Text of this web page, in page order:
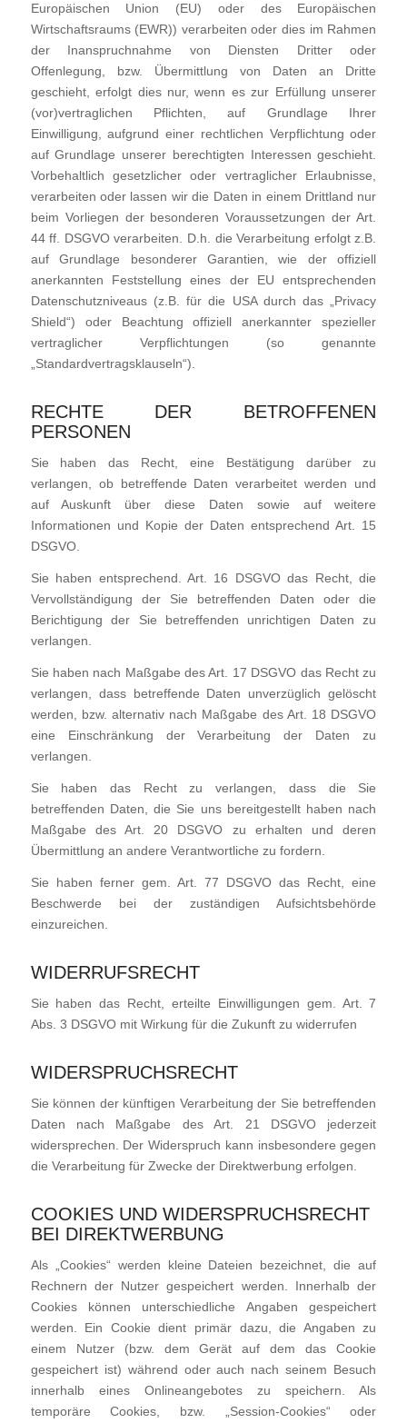
Europäischen Union (EU) oder des Europäischen
Wirtschaftsraums (EWR)) verarbeiten oder dies im Rahmen
der Inanspruchnahme von Diensten Dritter oder
Offenlegung, bzw. Übermittlung von Daten an Dritte
geschieht, erfolgt dies nur, wenn es zur Erfüllung unserer
(vor)vertraglichen Pflichten, auf Grundlage Ihrer
Einwilligung, aufgrund einer rechtlichen Verpflichtung oder
auf Grundlage unserer berechtigten Interessen geschieht.
Vorbehaltlich gesetzlicher oder vertraglicher Erlaubnisse,
verarbeiten oder lassen wir die Daten in einem Drittland nur
beim Vorliegen der besonderen Voraussetzungen der Art.
44 ff. DSGVO verarbeiten. D.h. die Verarbeitung erfolgt z.B.
auf Grundlage besonderer Garantien, wie der offiziell
anerkannten Feststellung eines der EU entsprechenden
Datenschutzniveaus (z.B. für die USA durch das „Privacy
Shield“) oder Beachtung offiziell anerkannter spezieller
vertraglicher Verpflichtungen (so genannte
„Standardvertragsklauseln“).
RECHTE DER BETROFFENEN
PERSONEN
Sie haben das Recht, eine Bestätigung darüber zu
verlangen, ob betreffende Daten verarbeitet werden und
auf Auskunft über diese Daten sowie auf weitere
Informationen und Kopie der Daten entsprechend Art. 15
DSGVO.
Sie haben entsprechend. Art. 16 DSGVO das Recht, die
Vervollständigung der Sie betreffenden Daten oder die
Berichtigung der Sie betreffenden unrichtigen Daten zu
verlangen.
Sie haben nach Maßgabe des Art. 17 DSGVO das Recht zu
verlangen, dass betreffende Daten unverzüglich gelöscht
werden, bzw. alternativ nach Maßgabe des Art. 18 DSGVO
eine Einschränkung der Verarbeitung der Daten zu
verlangen.
Sie haben das Recht zu verlangen, dass die Sie
betreffenden Daten, die Sie uns bereitgestellt haben nach
Maßgabe des Art. 20 DSGVO zu erhalten und deren
Übermittlung an andere Verantwortliche zu fordern.
Sie haben ferner gem. Art. 77 DSGVO das Recht, eine
Beschwerde bei der zuständigen Aufsichtsbehörde
einzureichen.
WIDERRUFSRECHT
Sie haben das Recht, erteilte Einwilligungen gem. Art. 7
Abs. 3 DSGVO mit Wirkung für die Zukunft zu widerrufen
WIDERSPRUCHSRECHT
Sie können der künftigen Verarbeitung der Sie betreffenden
Daten nach Maßgabe des Art. 21 DSGVO jederzeit
widersprechen. Der Widerspruch kann insbesondere gegen
die Verarbeitung für Zwecke der Direktwerbung erfolgen.
COOKIES UND WIDERSPRUCHSRECHT
BEI DIREKTWERBUNG
Als „Cookies“ werden kleine Dateien bezeichnet, die auf
Rechnern der Nutzer gespeichert werden. Innerhalb der
Cookies können unterschiedliche Angaben gespeichert
werden. Ein Cookie dient primär dazu, die Angaben zu
einem Nutzer (bzw. dem Gerät auf dem das Cookie
gespeichert ist) während oder auch nach seinem Besuch
innerhalb eines Onlineangebotes zu speichern. Als
temporäre Cookies, bzw. „Session-Cookies“ oder